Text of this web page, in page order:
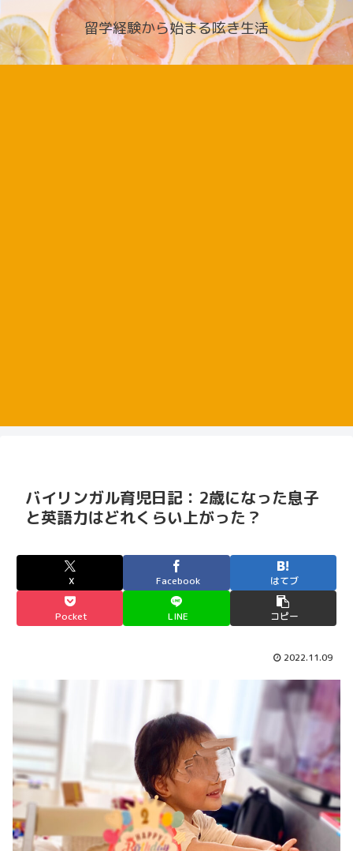
留学経験から始まる呟き生活
バイリンガル育児日記：2歳になった息子
と英語力はどれくらい上がった？
X Facebook はてブ
Pocket LINE コピー
2022.11.09